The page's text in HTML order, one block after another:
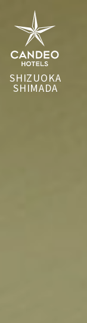
SHIZUOKA
SHIMADA